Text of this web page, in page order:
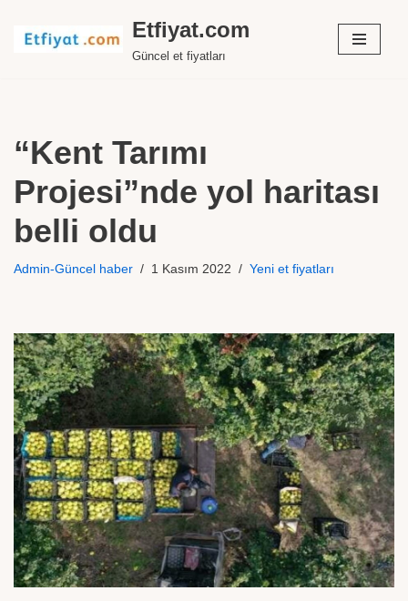
İçeriğe
Etfiyat.com
Güncel et fiyatları
“Kent Tarımı
Projesi”nde yol haritası
belli oldu
Admin-Güncel haber 1 Kasım 2022 Yeni et fiyatları